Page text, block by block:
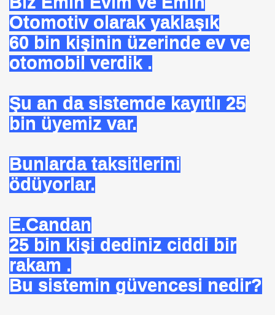
Otomotiv olarak yaklaşık
60 bin kişinin üzerinde ev ve
otomobil verdik .
Şu an da sistemde kayıtlı 25
bin üyemiz var.
Bunlarda taksitlerini
ödüyorlar.
E.Candan
25 bin kişi dediniz ciddi bir
rakam .
Bu sistemin güvencesi nedir?
Bulunan sır. Mühendis Hikmet TOPLU
ABD.
.DR UMUT YILDIZ
Hainini Yetiştiren Ülke Yoktur
Tarihi Eserleri Koruma ve Araştırma Derneği . İSTED